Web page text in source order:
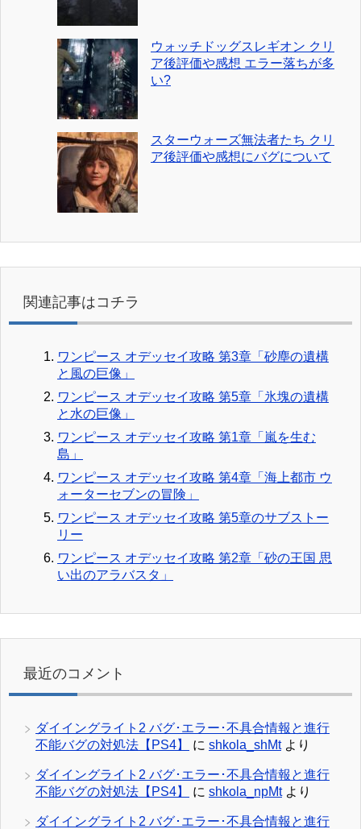
ウォッチドッグスレギオン クリ
ア後評価や感想 エラー落ちが多
い?
スターウォーズ無法者たち クリ
ア後評価や感想にバグについて
関連記事はコチラ
ワンピース オデッセイ攻略 第3章「砂塵の遺構
と風の巨像」
ワンピース オデッセイ攻略 第5章「氷塊の遺構
と水の巨像」
ワンピース オデッセイ攻略 第1章「嵐を生む
島」
ワンピース オデッセイ攻略 第4章「海上都市 ウ
ォーターセブンの冒険」
ワンピース オデッセイ攻略 第5章のサブストー
リー
ワンピース オデッセイ攻略 第2章「砂の王国 思
い出のアラバスタ」
最近のコメント
ダイイングライト2 バグ･エラー･不具合情報と進行
不能バグの対処法【PS4】
に shkola_shMtより
ダイイングライト2 バグ･エラー･不具合情報と進行
不能バグの対処法【PS4】
に shkola_npMtより
ダイイングライト2 バグ･エラー･不具合情報と進行